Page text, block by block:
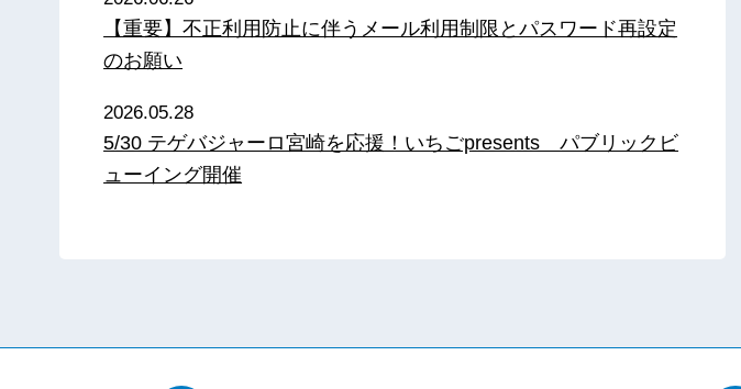
【重要】不正利用防止に伴うメール利用制限とパスワード再設定
のお願い
2026.05.28
5/30 テゲバジャーロ宮崎を応援！いちごpresents パブリックビ
ューイング開催